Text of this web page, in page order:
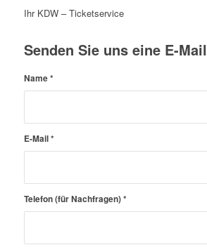
Ihr KDW – Ticketservice
Senden Sie uns eine E-Mail
Name*
E-Mail*
Telefon (für Nachfragen)*